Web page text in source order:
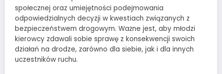
społecznej oraz umiejętności podejmowania
odpowiedzialnych decyzji w kwestiach związanych z
bezpieczeństwem drogowym. Ważne jest, aby młodzi
kierowcy zdawali sobie sprawę z konsekwencji swoich
działań na drodze, zarówno dla siebie, jak i dla innych
uczestników ruchu.